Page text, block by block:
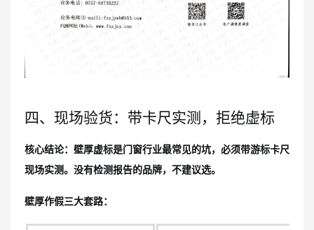
四、现场验货：带卡尺实测，拒绝虚标
核心结论：壁厚虚标是门窗行业最常见的坑，必须带游标卡尺
现场实测。没有检测报告的品牌，不建议选。
壁厚作假三大套路：